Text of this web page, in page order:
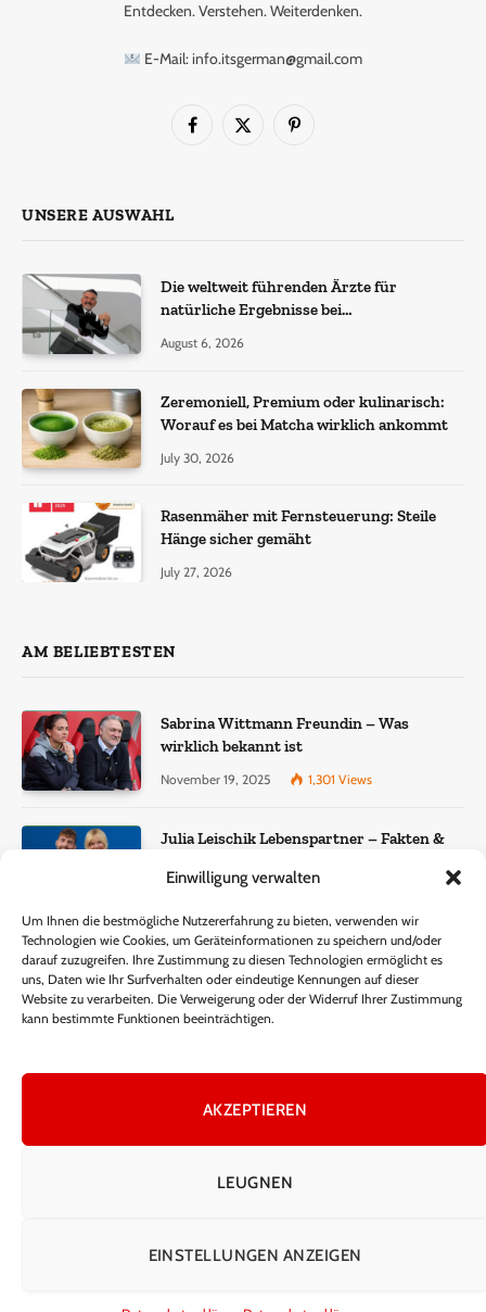
Einwilligung verwalten
Um Ihnen die bestmögliche Nutzererfahrung zu bieten, verwenden wir
Technologien wie Cookies, um Geräteinformationen zu speichern und/oder
darauf zuzugreifen. Ihre Zustimmung zu diesen Technologien ermöglicht es
uns, Daten wie Ihr Surfverhalten oder eindeutige Kennungen auf dieser
Website zu verarbeiten. Die Verweigerung oder der Widerruf Ihrer Zustimmung
kann bestimmte Funktionen beeinträchtigen.
AKZEPTIEREN
LEUGNEN
EINSTELLUNGEN ANZEIGEN
Entdecken. Verstehen. Weiterdenken.
E-Mail: info.itsgerman@gmail.com
Facebook
X
Pinterest
UNSERE AUSWAHL
Die weltweit führenden Ärzte für
natürliche Ergebnisse bei
August 6, 2026
Zeremoniell, Premium oder kulinarisch:
Worauf es bei Matcha wirklich ankommt
July 30, 2026
Rasenmäher mit Fernsteuerung: Steile
Hänge sicher gemäht
July 27, 2026
AM BELIEBTESTEN
Sabrina Wittmann Freundin – Was
wirklich bekannt ist
November 19, 2025 1,301 Views
Julia Leischik Lebenspartner – Fakten &
Lisa Eckhart Gewicht – Fakten, Wahrheit
und öffentliche Wahrnehmung
November 15, 2025 340Views
KONTAKTIEREN SIE UNS
HAFTUNGSAUSSCHLUSS
DATENSCHUTZERKLÄRUNG